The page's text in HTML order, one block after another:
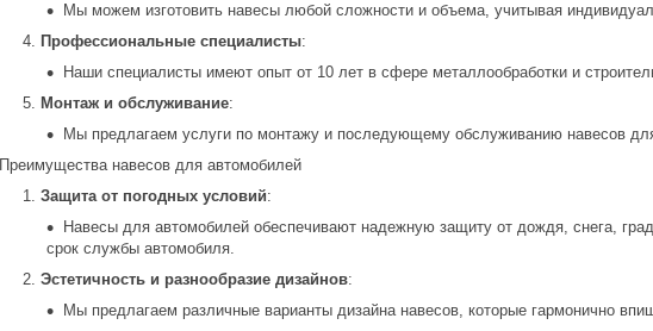
Мы можем изготовить навесы любой сложности и объема, учитывая
Профессиональные специалисты:
Наши специалисты имеют опыт от 10 лет в сфере металлообработки и
Монтаж и обслуживание:
Мы предлагаем услуги по монтажу и последующему обслуживанию навесов
Преимущества навесов для автомобилей
Защита от погодных условий:
Навесы для автомобилей обеспечивают надежную защиту от дождя, снега,
срок службы автомобиля.
Эстетичность и разнообразие дизайнов:
Мы предлагаем различные варианты дизайна навесов, которые гармонично